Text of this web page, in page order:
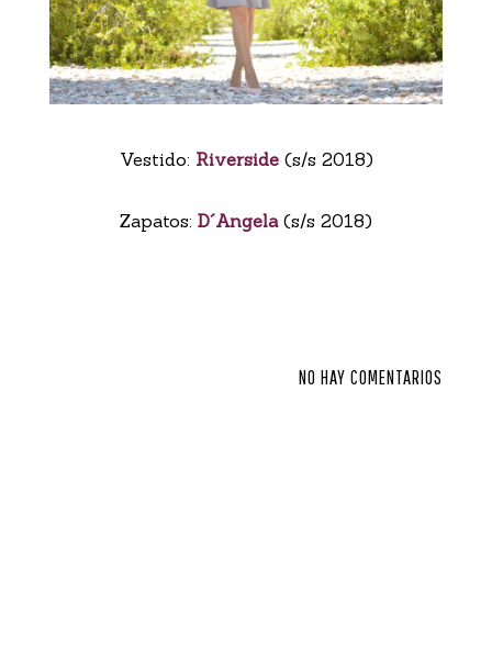
Vestido: Riverside(s/s 2018)
Zapatos: D´Angela(s/s 2018)
NO HAY COMENTARIOS